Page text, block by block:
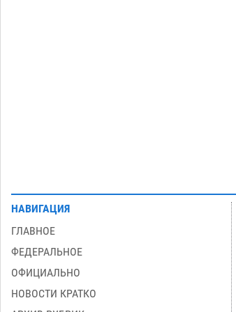
НАВИГАЦИЯ
ГЛАВНОЕ
ФЕДЕРАЛЬНОЕ
ОФИЦИАЛЬНО
НОВОСТИ КРАТКО